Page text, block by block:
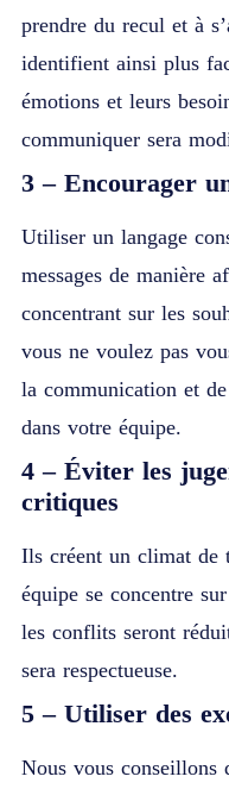
prendre du recul et à
identifient ainsi plus
émotions et leurs
communiquer sera
3 – Encourager
Utiliser un langage
messages de manière
concentrant sur les
vous ne voulez pas
la communication et
dans votre équipe.
4 – Éviter les
critiques
Ils créent un climat de
équipe se concentre
les conflits seront
sera respectueuse.
5 – Utiliser des
Nous vous conseillons